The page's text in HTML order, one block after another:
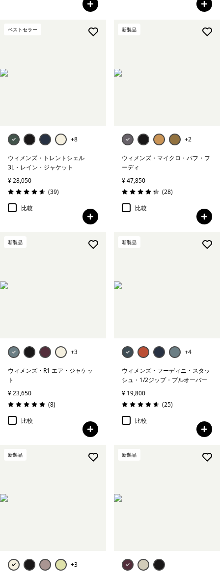
ベストセラー
+8
ウィメンズ・トレントシェル
3L・レイン・ジャケット
¥ 28,050
評価: 4.6 / 5
(39レビュー
)
比較
新製品
+2
ウィメンズ・マイクロ・パフ・フ
ーディ
¥ 47,850
評価: 4.3 / 5
(28レビュー
)
比較
新製品
+3
ウィメンズ・R1 エア・ジャケッ
ト
¥ 23,650
評価: 5.0 / 5
(8レビュー
)
比較
新製品
+4
ウィメンズ・フーディニ・スタッ
シュ・1/2ジップ・プルオーバー
¥ 19,800
評価: 4.6 / 5
(25レビュー
)
比較
新製品
+3
新製品